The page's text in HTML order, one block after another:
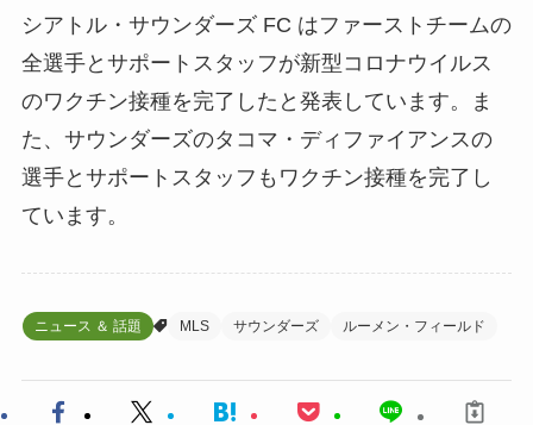
シアトル・サウンダーズ FC はファーストチームの
全選手とサポートスタッフが新型コロナウイルス
のワクチン接種を完了したと発表しています。ま
た、サウンダーズのタコマ・ディファイアンスの
選手とサポートスタッフもワクチン接種を完了し
ています。
ニュース ＆ 話題 MLS サウンダーズ ルーメン・フィールド